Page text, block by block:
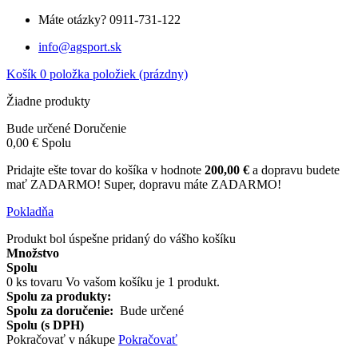
Máte otázky? 0911-731-122
info@agsport.sk
Košík 0 položka položiek (prázdny)
Žiadne produkty
Bude určené Doručenie
0,00 € Spolu
Pridajte ešte tovar do košíka v hodnote 200,00 € a dopravu budete
mať ZADARMO! Super, dopravu máte ZADARMO!
Pokladňa
Produkt bol úspešne pridaný do vášho košíku
Množstvo
Spolu
0 ks tovaru Vo vašom košíku je 1 produkt.
Spolu za produkty:
Spolu za doručenie: Bude určené
Spolu (s DPH)
Pokračovať v nákupe Pokračovať